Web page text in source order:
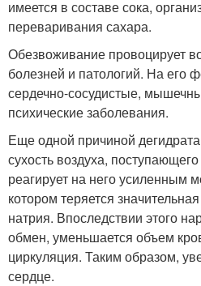
имеется в составе сока,
переваривания сахара.
Обезвоживание провоцирует
болезней и патологий. На его
сердечно-сосудистые,
психические заболевания.
Еще одной причиной
сухость воздуха,
реагирует на него усиленным
котором теряется
натрия. Впоследствии этого
обмен, уменьшается объем
циркуляция. Таким образом,
сердце.